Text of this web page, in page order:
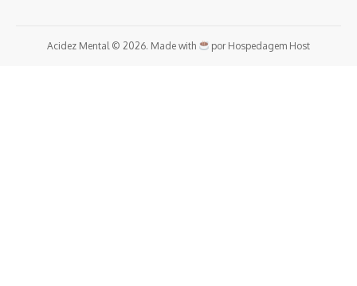
Acidez Mental © 2026. Made with por Hospedagem Host